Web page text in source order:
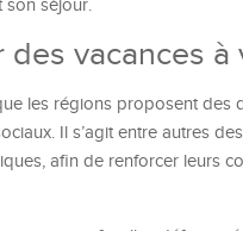
son séjour.
vacances à
les régions proposent des
Il s’agit entre autres
afin de renforcer leurs